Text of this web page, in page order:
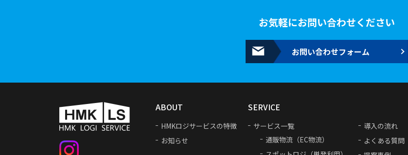
また、実際に個人情報を取り扱うにあたっては以下の4つの項目に基づいて個人情報の漏えい、滅失ま
全従業員を対象とした個人情報保護教育の実施 など
（３）物理的安全管理措置
個人情報を取り扱う執務室への権限者以外の入室制限 及び 入退室管理の実施 など
（４）技術的安全管理措置
お気軽にお問い合わせください
お問い合わせフォーム
ABOUT
HMKロジサービスの特徴
お知らせ
SERVICE
サービス一覧
通販物流（EC物流）
導入の流れ
よくある質問